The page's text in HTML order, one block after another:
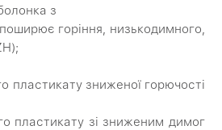
з
горіння, низькодимного,
пластикату зниженої горючості
пластикату зі зниженим димог